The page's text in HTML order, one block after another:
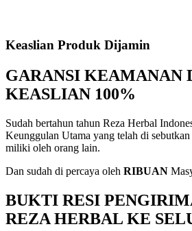
Keaslian Produk Dijamin
GARANSI KEAMANAN
KEASLIAN 100%
Sudah bertahun tahun Reza Herbal
Keunggulan Utama yang telah di
miliki oleh orang lain.
Dan sudah di percaya oleh RIBUAN
BUKTI RESI
REZA HERBAL KE